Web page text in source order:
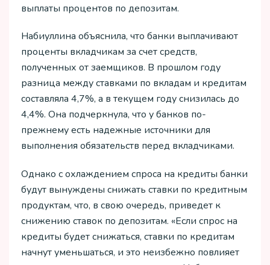
выплаты процентов по депозитам.
Набиуллина объяснила, что банки выплачивают
проценты вкладчикам за счет средств,
полученных от заемщиков. В прошлом году
разница между ставками по вкладам и кредитам
составляла 4,7%, а в текущем году снизилась до
4,4%. Она подчеркнула, что у банков по-
прежнему есть надежные источники для
выполнения обязательств перед вкладчиками.
Однако с охлаждением спроса на кредиты банки
будут вынуждены снижать ставки по кредитным
продуктам, что, в свою очередь, приведет к
снижению ставок по депозитам. «Если спрос на
кредиты будет снижаться, ставки по кредитам
начнут уменьшаться, и это неизбежно повлияет